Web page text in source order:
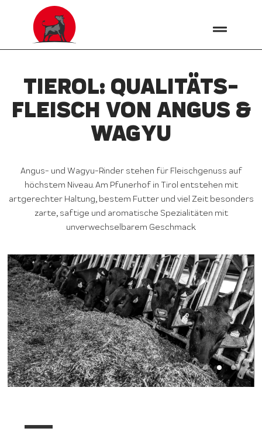
TIEROL: QUALITÄTS­
FLEISCH VON ANGUS &
WAGYU
Angus- und Wagyu-Rinder stehen für Fleischgenuss auf
höchstem Niveau. Am Pfunerhof in Tirol entstehen mit
artgerechter Haltung, bestem Futter und viel Zeit besonders
zarte, saftige und aromatische Spezialitäten mit
unverwechselbarem Geschmack.